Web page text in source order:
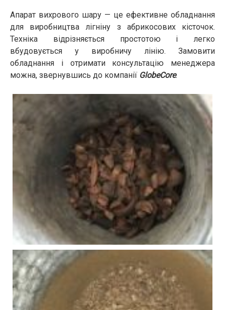
Апарат вихрового шару — це ефективне обладнання
для виробництва лігніну з абрикосових кісточок.
Техніка відрізняється простотою і легко
вбудовується у виробничу лінію. Замовити
обладнання і отримати консультацію менеджера
можна, звернувшись до компанії GlobeCore.